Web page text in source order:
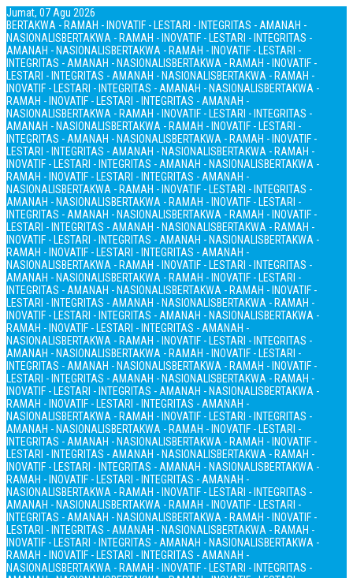
Jumat, 07 Agu 2026
BERTAKWA - RAMAH - INOVATIF - LESTARI - INTEGRITAS - AMANAH -
NASIONALISBERTAKWA - RAMAH - INOVATIF - LESTARI - INTEGRITAS -
AMANAH - NASIONALISBERTAKWA - RAMAH - INOVATIF - LESTARI -
INTEGRITAS - AMANAH - NASIONALISBERTAKWA - RAMAH - INOVATIF -
LESTARI - INTEGRITAS - AMANAH - NASIONALISBERTAKWA - RAMAH -
INOVATIF - LESTARI - INTEGRITAS - AMANAH - NASIONALISBERTAKWA -
RAMAH - INOVATIF - LESTARI - INTEGRITAS - AMANAH -
NASIONALISBERTAKWA - RAMAH - INOVATIF - LESTARI - INTEGRITAS -
AMANAH - NASIONALISBERTAKWA - RAMAH - INOVATIF - LESTARI -
INTEGRITAS - AMANAH - NASIONALISBERTAKWA - RAMAH - INOVATIF -
LESTARI - INTEGRITAS - AMANAH - NASIONALISBERTAKWA - RAMAH -
INOVATIF - LESTARI - INTEGRITAS - AMANAH - NASIONALISBERTAKWA -
RAMAH - INOVATIF - LESTARI - INTEGRITAS - AMANAH -
NASIONALISBERTAKWA - RAMAH - INOVATIF - LESTARI - INTEGRITAS -
AMANAH - NASIONALISBERTAKWA - RAMAH - INOVATIF - LESTARI -
INTEGRITAS - AMANAH - NASIONALISBERTAKWA - RAMAH - INOVATIF -
LESTARI - INTEGRITAS - AMANAH - NASIONALISBERTAKWA - RAMAH -
INOVATIF - LESTARI - INTEGRITAS - AMANAH - NASIONALISBERTAKWA -
RAMAH - INOVATIF - LESTARI - INTEGRITAS - AMANAH -
NASIONALISBERTAKWA - RAMAH - INOVATIF - LESTARI - INTEGRITAS -
AMANAH - NASIONALISBERTAKWA - RAMAH - INOVATIF - LESTARI -
INTEGRITAS - AMANAH - NASIONALISBERTAKWA - RAMAH - INOVATIF -
LESTARI - INTEGRITAS - AMANAH - NASIONALISBERTAKWA - RAMAH -
INOVATIF - LESTARI - INTEGRITAS - AMANAH - NASIONALISBERTAKWA -
RAMAH - INOVATIF - LESTARI - INTEGRITAS - AMANAH -
NASIONALISBERTAKWA - RAMAH - INOVATIF - LESTARI - INTEGRITAS -
AMANAH - NASIONALISBERTAKWA - RAMAH - INOVATIF - LESTARI -
INTEGRITAS - AMANAH - NASIONALISBERTAKWA - RAMAH - INOVATIF -
LESTARI - INTEGRITAS - AMANAH - NASIONALISBERTAKWA - RAMAH -
INOVATIF - LESTARI - INTEGRITAS - AMANAH - NASIONALISBERTAKWA -
RAMAH - INOVATIF - LESTARI - INTEGRITAS - AMANAH -
NASIONALISBERTAKWA - RAMAH - INOVATIF - LESTARI - INTEGRITAS -
AMANAH - NASIONALISBERTAKWA - RAMAH - INOVATIF - LESTARI -
INTEGRITAS - AMANAH - NASIONALISBERTAKWA - RAMAH - INOVATIF -
LESTARI - INTEGRITAS - AMANAH - NASIONALISBERTAKWA - RAMAH -
INOVATIF - LESTARI - INTEGRITAS - AMANAH - NASIONALISBERTAKWA -
RAMAH - INOVATIF - LESTARI - INTEGRITAS - AMANAH -
NASIONALISBERTAKWA - RAMAH - INOVATIF - LESTARI - INTEGRITAS -
AMANAH - NASIONALISBERTAKWA - RAMAH - INOVATIF - LESTARI -
INTEGRITAS - AMANAH - NASIONALISBERTAKWA - RAMAH - INOVATIF -
LESTARI - INTEGRITAS - AMANAH - NASIONALISBERTAKWA - RAMAH -
INOVATIF - LESTARI - INTEGRITAS - AMANAH - NASIONALISBERTAKWA -
RAMAH - INOVATIF - LESTARI - INTEGRITAS - AMANAH -
NASIONALISBERTAKWA - RAMAH - INOVATIF - LESTARI - INTEGRITAS -